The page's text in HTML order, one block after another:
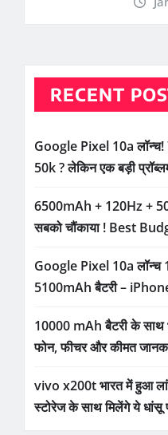
RECENT
Google Pixel 10a
50k ? लेकिन एक बड़ी
6500mAh + 120Hz +
सबको चौंकाया ! Best
Google Pixel 10a लॉन्च
5100mAh बैटरी –
10000 mAh बैटरी के साथ
फोन, फीचर और कीमत
vivo x200t भारत में हुआ
स्टोरेज के साथ मिलेंगे ये धांसू